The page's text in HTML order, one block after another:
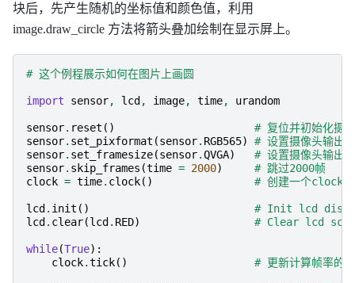
块后，先产生随机的坐标值和颜色值，利用
image.draw_circle 方法将箭头叠加绘制在显示屏上。
# 这个例程展示如何在图片上画圆
import sensor, lcd , image, time, urandom
sensor. reset ()
# 复位并初始化摄
sensor. set_pixformat (sensor. RGB565)
# 设置摄像头输出格
sensor. set_framesize(sensor.QVGA)
# 设置摄像头输出
sensor. skip_frames (time = 2000)
# 跳过2000帧
clock = time. clock() # 创建一个clock对
lcd . init ()
# Init lcd
lcd . clear(lcd . RED) # Clear lcd
while(True):
clock.tick() # 更新计算帧率的